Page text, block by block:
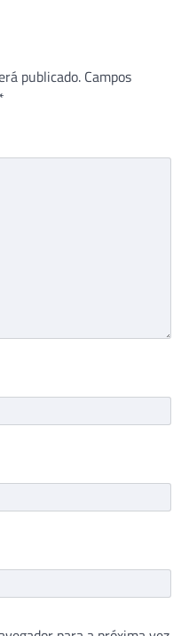
publicado. Campos
*